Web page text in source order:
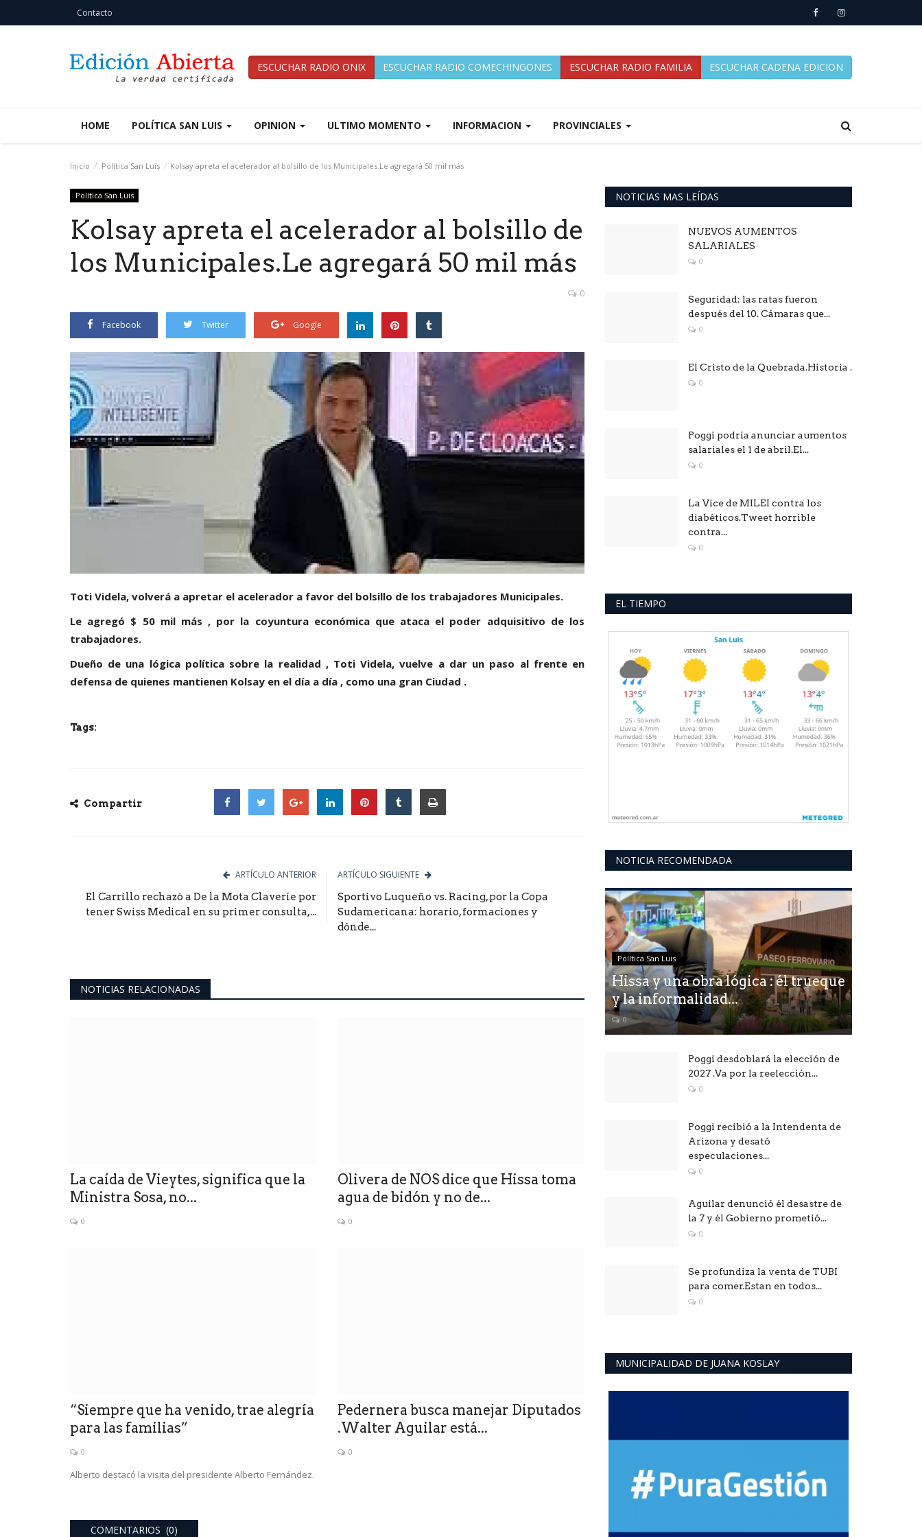
Contacto
ESCUCHAR RADIO ONIX ESCUCHAR RADIO COMECHINGONES ESCUCHAR RADIO FAMILIA ESCUCHAR CADENA EDICION
HOME POLÍTICA SAN LUIS OPINION ULTIMO MOMENTO INFORMACION PROVINCIALES
Inicio Política San Luis Kolsay apreta el acelerador al bolsillo de los Municipales.Le agregará 50 mil más
Política San Luis
Kolsay apreta el acelerador al bolsillo de
los Municipales.Le agregará 50 mil más
0
Facebook Twitter Google
Toti Videla, volverá a apretar el acelerador a favor del bolsillo de los trabajadores Municipales.
Le agregó $ 50 mil más , por la coyuntura económica que ataca el poder adquisitivo de los
trabajadores.
Dueño de una lógica política sobre la realidad , Toti Videla, vuelve a dar un paso al frente en
defensa de quienes mantienen Kolsay en el día a día , como una gran Ciudad .
Tags:
Compartir
ARTÍCULO ANTERIOR
El Carrillo rechazó a De la Mota Claveríe por
tener Swiss Medical en su primer consulta,...
ARTÍCULO SIGUIENTE
Sportivo Luqueño vs. Racing, por la Copa
Sudamericana: horario, formaciones y
dónde...
NOTICIAS RELACIONADAS
La caída de Vieytes, significa que la
Ministra Sosa, no...
0
Olivera de NOS dice que Hissa toma
agua de bidón y no de...
0
“Siempre que ha venido, trae alegría
para las familias”
0
Alberto destacó la visita del presidente Alberto Fernández.
Pedernera busca manejar Diputados
.Walter Aguilar está...
0
COMENTARIOS (0)
NOTICIAS MAS LEÍDAS
NUEVOS AUMENTOS
SALARIALES
0
Seguridad: las ratas fueron
después del 10. Cámaras que...
0
El Cristo de la Quebrada.Historia .
0
Poggi podría anunciar aumentos
salariales el 1 de abril.El...
0
La Vice de MILEI contra los
diabéticos.Tweet horrible
contra...
0
EL TIEMPO
NOTICIA RECOMENDADA
Política San Luis
Hissa y una obra lógica : él trueque
y la informalidad...
0
Poggi desdoblará la elección de
2027 .Va por la reelección...
0
Poggi recibió a la Intendenta de
Arizona y desató
especulaciones...
0
Aguilar denunció él desastre de
la 7 y él Gobierno prometió...
0
Se profundiza la venta de TUBI
para comer.Estan en todos...
0
MUNICIPALIDAD DE JUANA KOSLAY